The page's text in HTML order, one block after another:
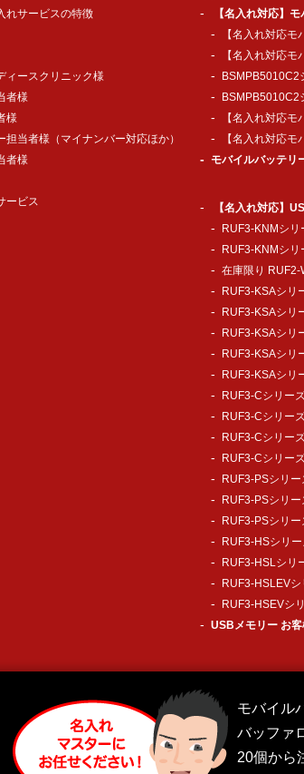
れサービスの特徴
ィースクリニック様
者様
様
担当者様（マイナンバー対応ほか）
者様
ービス
【名入れ対応】
【名入れ対応
【名入れ対応
BSMPB5010C2
BSMPB5010C2
【名入れ対応
【名入れ対応
モバイルバッテリ
【名入れ対応】
RUF3-KNMシリ
RUF3-KNMシリ
在庫限り RUF2-
RUF3-KSAシリ
RUF3-KSAシリ
RUF3-KSAシリ
RUF3-KSAシリ
RUF3-KSAシリ
RUF3-Cシリー
RUF3-Cシリー
RUF3-Cシリー
RUF3-Cシリー
RUF3-PSシリー
RUF3-PSシリ
RUF3-PSシリー
RUF3-HSシリ
RUF3-HSLシリ
RUF3-HSLEVシ
RUF3-HSEVシ
USBメモリー お
モバイル
バッファ
20個から